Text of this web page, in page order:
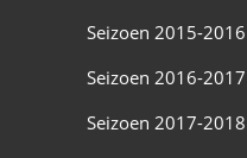
Seizoen 2015-2016
Seizoen 2016-2017
Seizoen 2017-2018